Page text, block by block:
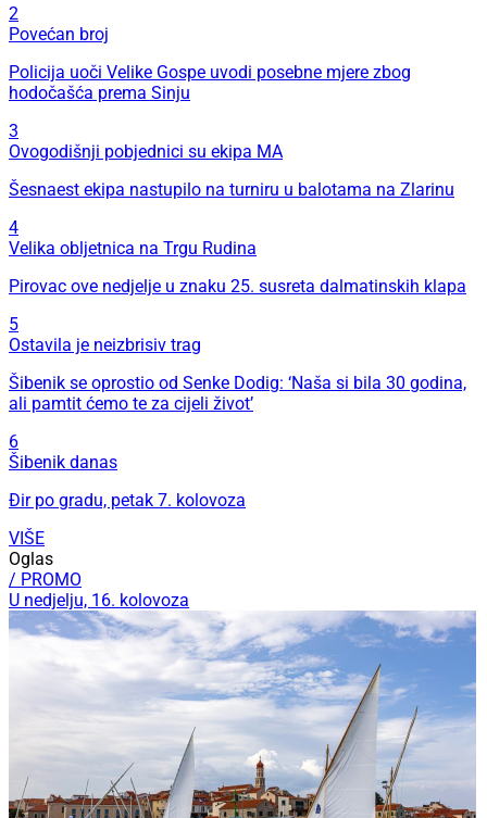
2
Povećan broj
Policija uoči Velike Gospe uvodi posebne mjere zbog
hodočašća prema Sinju
3
Ovogodišnji pobjednici su ekipa MA
Šesnaest ekipa nastupilo na turniru u balotama na Zlarinu
4
Velika obljetnica na Trgu Rudina
Pirovac ove nedjelje u znaku 25. susreta dalmatinskih klapa
5
Ostavila je neizbrisiv trag
Šibenik se oprostio od Senke Dodig: ‘Naša si bila 30 godina,
ali pamtit ćemo te za cijeli život’
6
Šibenik danas
Đir po gradu, petak 7. kolovoza
VIŠE
Oglas
/ PROMO
U nedjelju, 16. kolovoza